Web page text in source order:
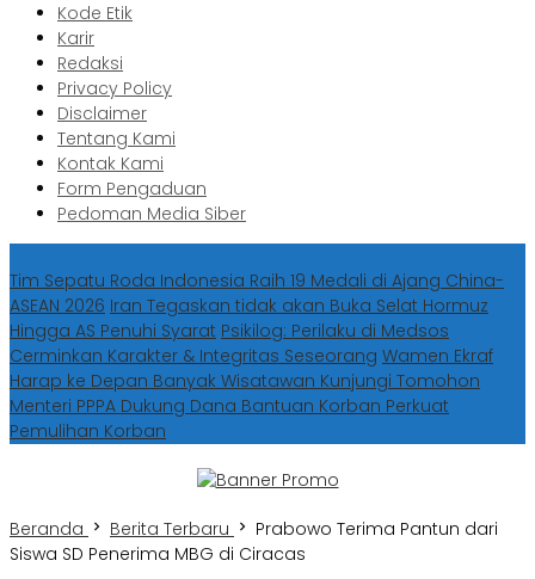
Kode Etik
Karir
Redaksi
Privacy Policy
Disclaimer
Tentang Kami
Kontak Kami
Form Pengaduan
Pedoman Media Siber
Tim Sepatu Roda Indonesia Raih 19 Medali di Ajang China-
ASEAN 2026 Iran Tegaskan tidak akan Buka Selat Hormuz
Hingga AS Penuhi Syarat Psikilog: Perilaku di Medsos
Cerminkan Karakter & Integritas Seseorang Wamen Ekraf
Harap ke Depan Banyak Wisatawan Kunjungi Tomohon
Menteri PPPA Dukung Dana Bantuan Korban Perkuat
Pemulihan Korban
Beranda Berita Terbaru
Prabowo Terima Pantun dari
Siswa SD Penerima MBG di Ciracas